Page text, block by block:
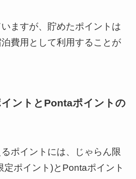
ますが、貯めたポイントは
費用として利用することが
ントとPontaポイントの
ポイントには、じゃらん限
定ポイント)とPontaポイント